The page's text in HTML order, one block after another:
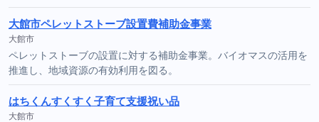
大館市ペレットストーブ設置費補助金事業
大館市
ペレットストーブの設置に対する補助金事業。バイオマスの活用を
推進し、地域資源の有効利用を図る。
はちくんすくすく子育て支援祝い品
大館市